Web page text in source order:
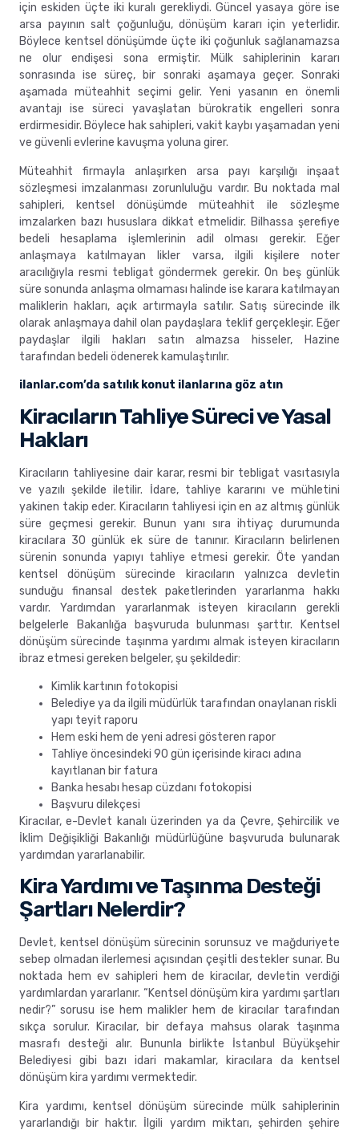
için eskiden üçte iki kuralı gerekliydi. Güncel yasaya göre ise
arsa payının salt çoğunluğu, dönüşüm kararı için yeterlidir.
Böylece kentsel dönüşümde üçte iki çoğunluk sağlanamazsa
ne olur endişesi sona ermiştir. Mülk sahiplerinin kararı
sonrasında ise süreç, bir sonraki aşamaya geçer. Sonraki
aşamada müteahhit seçimi gelir. Yeni yasanın en önemli
avantajı ise süreci yavaşlatan bürokratik engelleri sonra
erdirmesidir. Böylece hak sahipleri, vakit kaybı yaşamadan yeni
ve güvenli evlerine kavuşma yoluna girer.
Müteahhit firmayla anlaşırken arsa payı karşılığı inşaat
sözleşmesi imzalanması zorunluluğu vardır. Bu noktada mal
sahipleri, kentsel dönüşümde müteahhit ile sözleşme
imzalarken bazı hususlara dikkat etmelidir. Bilhassa şerefiye
bedeli hesaplama işlemlerinin adil olması gerekir. Eğer
anlaşmaya katılmayan likler varsa, ilgili kişilere noter
aracılığıyla resmi tebligat göndermek gerekir. On beş günlük
süre sonunda anlaşma olmaması halinde ise karara katılmayan
maliklerin hakları, açık artırmayla satılır. Satış sürecinde ilk
olarak anlaşmaya dahil olan paydaşlara teklif gerçekleşir. Eğer
paydaşlar ilgili hakları satın almazsa hisseler, Hazine
tarafından bedeli ödenerek kamulaştırılır.
ilanlar.com’da satılık konut ilanlarına göz atın
Kiracıların Tahliye Süreci ve Yasal
Hakları
Kiracıların tahliyesine dair karar, resmi bir tebligat vasıtasıyla
ve yazılı şekilde iletilir. İdare, tahliye kararını ve mühletini
yakinen takip eder. Kiracıların tahliyesi için en az altmış günlük
süre geçmesi gerekir. Bunun yanı sıra ihtiyaç durumunda
kiracılara 30 günlük ek süre de tanınır. Kiracıların belirlenen
sürenin sonunda yapıyı tahliye etmesi gerekir. Öte yandan
kentsel dönüşüm sürecinde kiracıların yalnızca devletin
sunduğu finansal destek paketlerinden yararlanma hakkı
vardır. Yardımdan yararlanmak isteyen kiracıların gerekli
belgelerle Bakanlığa başvuruda bulunması şarttır. Kentsel
dönüşüm sürecinde taşınma yardımı almak isteyen kiracıların
ibraz etmesi gereken belgeler, şu şekildedir:
Kimlik kartının fotokopisi
Belediye ya da ilgili müdürlük tarafından onaylanan riskli
yapı teyit raporu
Hem eski hem de yeni adresi gösteren rapor
Tahliye öncesindeki 90 gün içerisinde kiracı adına
kayıtlanan bir fatura
Banka hesabı hesap cüzdanı fotokopisi
Başvuru dilekçesi
Kiracılar, e-Devlet kanalı üzerinden ya da Çevre, Şehircilik ve
İklim Değişikliği Bakanlığı müdürlüğüne başvuruda bulunarak
yardımdan yararlanabilir.
Kira Yardımı ve Taşınma Desteği
Şartları Nelerdir?
Devlet, kentsel dönüşüm sürecinin sorunsuz ve mağduriyete
sebep olmadan ilerlemesi açısından çeşitli destekler sunar. Bu
noktada hem ev sahipleri hem de kiracılar, devletin verdiği
yardımlardan yararlanır. “Kentsel dönüşüm kira yardımı şartları
nedir?” sorusu ise hem malikler hem de kiracılar tarafından
sıkça sorulur. Kiracılar, bir defaya mahsus olarak taşınma
masrafı desteği alır. Bununla birlikte İstanbul Büyükşehir
Belediyesi gibi bazı idari makamlar, kiracılara da kentsel
dönüşüm kira yardımı vermektedir.
Kira yardımı, kentsel dönüşüm sürecinde mülk sahiplerinin
yararlandığı bir haktır. İlgili yardım miktarı, şehirden şehire